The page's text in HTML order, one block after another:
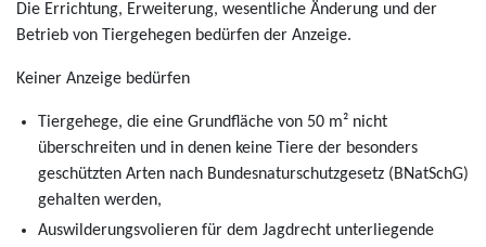
Die Errichtung, Erweiterung, wesentliche Änderung und der
Betrieb von Tiergehegen bedürfen der Anzeige.
Keiner Anzeige bedürfen
Tiergehege, die eine Grundfläche von 50 m² nicht
überschreiten und in denen keine Tiere der besonders
geschützten Arten nach Bundesnaturschutzgesetz (BNatSchG)
gehalten werden,
Auswilderungsvolieren für dem Jagdrecht unterliegende